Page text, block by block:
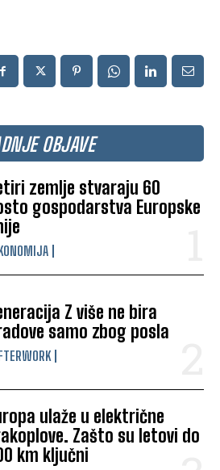
OBJAVE
zemlje stvaraju 60
gospodarstva Europske
Z više ne bira
samo zbog posla
ulaže u električne
Zašto su letovi do
km ključni